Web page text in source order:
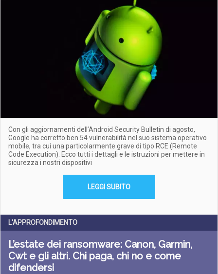
Con gli aggiornamenti dell’Android Security Bulletin di agosto,
Google ha corretto ben 54 vulnerabilità nel suo sistema operativo
mobile, tra cui una particolarmente grave di tipo RCE (Remote
Code Execution). Ecco tutti i dettagli e le istruzioni per mettere in
sicurezza i nostri dispositivi
LEGGI SUBITO
L'APPROFONDIMENTO
L’estate dei ransomware: Canon, Garmin,
Cwt e gli altri. Chi paga, chi no e come
difendersi